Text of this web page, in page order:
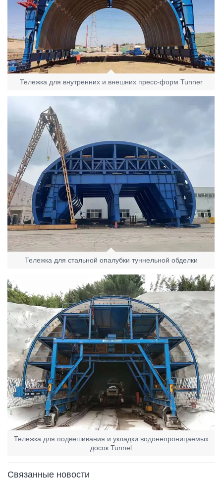
Тележка для внутренних и внешних пресс-форм Tunner
Тележка для стальной опалубки туннельной обделки
Тележка для подвешивания и укладки водонепроницаемых
досок Tunnel
Связанные новости